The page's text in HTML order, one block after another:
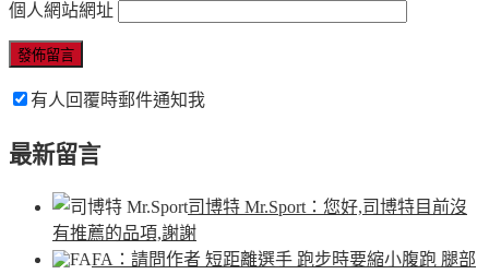
個人網站網址
有人回覆時郵件通知我
最新留言
司博特 Mr.Sport ：您好,司博特目前沒
有推薦的品項,謝謝
FA ：請問作者 短距離選手 跑步時要縮小腹跑 腿部